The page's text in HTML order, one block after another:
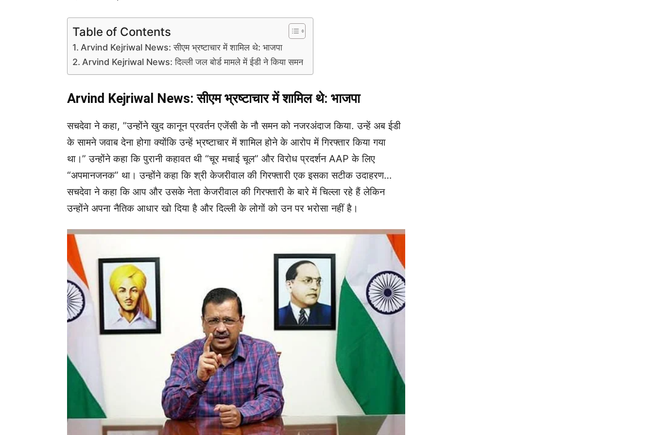
Table of Contents
Arvind Kejriwal News: सीएम भ्रष्‍टाचार में शामिल थे: भाजपा
Arvind Kejriwal News: दिल्ली जल बोर्ड मामले में ईडी ने किया समन
Arvind Kejriwal News: सीएम भ्रष्‍टाचार में शामिल थे: भाजपा
सचदेवा ने कहा, ”उन्होंने खुद कानून प्रवर्तन एजेंसी के नौ समन को नजरअंदाज किया. उन्हें अब ईडी
के सामने जवाब देना होगा क्योंकि उन्हें भ्रष्टाचार में शामिल होने के आरोप में गिरफ्तार किया गया
था।” उन्होंने कहा कि पुरानी कहावत थी “चूर मचाई चूल” और विरोध प्रदर्शन AAP के लिए
“अपमानजनक” था। उन्होंने कहा कि श्री केजरीवाल की गिरफ्तारी एक इसका सटीक उदाहरण…
सचदेवा ने कहा कि आप और उसके नेता केजरीवाल की गिरफ्तारी के बारे में चिल्ला रहे हैं लेकिन
उन्होंने अपना नैतिक आधार खो दिया है और दिल्ली के लोगों को उन पर भरोसा नहीं है।